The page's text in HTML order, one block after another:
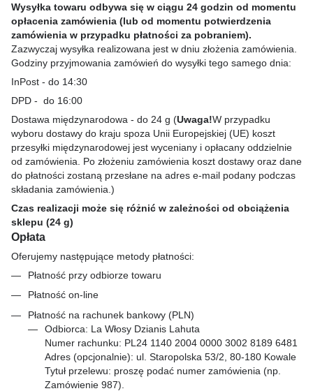
Wysyłka towaru odbywa się w ciągu 24 godzin od momentu
opłacenia zamówienia (lub od momentu potwierdzenia
zamówienia w przypadku płatności za pobraniem).
Zazwyczaj wysyłka realizowana jest w dniu złożenia zamówienia.
Godziny przyjmowania zamówień do wysyłki tego samego dnia:
InPost - do 14:30
DPD - do 16:00
Dostawa międzynarodowa - do 24 g (Uwaga!W przypadku
wyboru dostawy do kraju spoza Unii Europejskiej (UE) koszt
przesyłki międzynarodowej jest wyceniany i opłacany oddzielnie
od zamówienia. Po złożeniu zamówienia koszt dostawy oraz dane
do płatności zostaną przesłane na adres e-mail podany podczas
składania zamówienia.)
Czas realizacji może się różnić w zależności od obciążenia
sklepu (24 g)
Opłata
Oferujemy następujące metody płatności:
Płatność przy odbiorze towaru
Płatność on-line
Płatność na rachunek bankowy (PLN)
Odbiorca: La Włosy Dzianis Lahuta
Numer rachunku: PL24 1140 2004 0000 3002 8189 6481
Adres (opcjonalnie): ul. Staropolska 53/2, 80-180 Kowale
Tytuł przelewu: proszę podać numer zamówienia (np.
Zamówienie 987).